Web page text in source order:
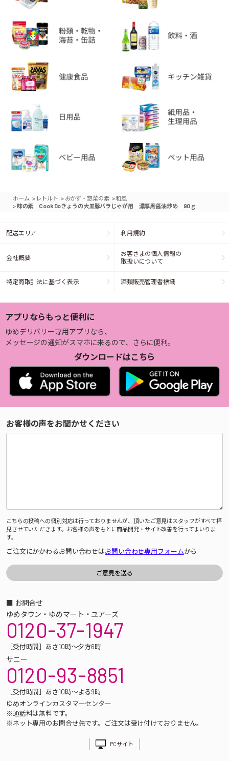
ホーム > レトルト > おかず・惣菜の素 >和風
> 味の素 Cook Doきょうの大皿豚バラじゃが用 濃厚黒醤油炒め 90ｇ
配送エリア 利用規約
会社概要
お客さまの個人情報の
取扱いについて
特定商取引法に基づく表示 酒類販売管理者標識
アプリならもっと便利に
ゆめデリバリー専用アプリなら、
メッセージの通知がスマホに来るので、さらに便利。
ダウンロードはこちら
お客様の声をお聞かせください
こちらの投稿への個別対応は行っておりませんが、頂いたご意見はスタッフがすべて拝
見させていただきます。お客様の声をもとに商品開発・サイト改善を行ってまいりま
す。
ご注文にかかわるお問い合わせはお問い合わせ専用フォームから
■ お問合せ
ゆめタウン・ゆめマート・ユアーズ
0120-37-1947
［受付時間］あさ10時～夕方6時
サニー
0120-93-8851
［受付時間］あさ10時～よる9時
ゆめオンラインカスタマーセンター
※通話料は無料です。
※ネット専用のお問合せ先です。ご注文は受け付けておりません。
PCサイト